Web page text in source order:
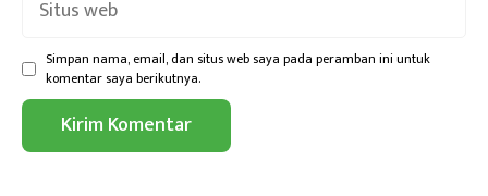
web
Simpan nama, email, dan situs web saya pada peramban ini untuk
komentar saya berikutnya.